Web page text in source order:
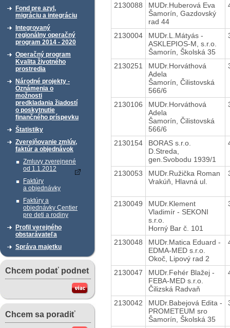
Fond pre azyl,
migráciu a integráciu
Integrovaný
regionálny operačný
program 2014 - 2020
Operačný program
Kvalita životného
prostredia
Národné projekty -
Oznámenia o
možnosti
predkladania žiadostí
o poskytnutie
finančného príspevku
Štatistiky
Zverejňovanie zmlúv,
faktúr a objednávok
Zmluvy zverejnené
od 1.1.2012
Faktúry
a objednávky
Faktúry a
objednávky Centier
pre deti a rodiny
Profil verejného
obstarávateľa
Správa majetku
Chcem podať podnet
Chcem sa poradiť
2130088
MUDr.Huberová Eva
Šamorín, Gazdovský
rad 44
2130004
MUDr.L.Mátyás -
ASKLEPIOS-M, s.r.o.
Šamorín, Školská 35
2130251
MUDr.Horváthová
Adela
Šamorín, Čilistovská
566/6
2130106
MUDr.Horváthová
Adela
Šamorín, Čilistovská
566/6
2130154
BORAS s.r.o.
D.Streda,
gen.Svobodu 1939/1
2130053
MUDr.Ružička Roman
Vrakúň, Hlavná ul.
2130049
MUDr.Klement
Vladimír - SEKONI
s.r.o.
Horný Bar č. 101
2130048
MUDr.Matica Eduard -
EDMA-MED s.r.o.
Okoč, Lipový rad 2
2130047
MUDr.Fehér Blažej -
FEBA-MED s.r.o.
Čilizská Radvaň
2130042
MUDr.Babejová Edita -
PROMETEUM sro
Šamorín, Školská 35